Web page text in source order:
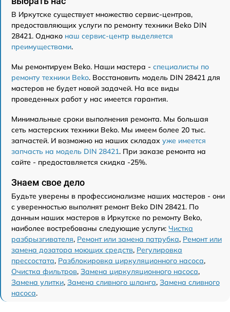
В Иркутске существует множество сервис-центров,
предоставляющих услуги по ремонту техники Beko DIN
28421. Однако наш сервис-центр выделяется
преимуществами.
Мы ремонтируем Beko. Наши мастера - специалисты по
ремонту техники Beko. Восстановить модель DIN 28421 для
мастеров не будет новой задачей. На все виды
проведенных работ у нас имеется гарантия.
Минимальные сроки выполнения ремонта. Мы большая
сеть мастерских техники Beko. Мы имеем более 20 тыс.
запчастей. И возможно на наших складах уже имеется
запчасть на модель DIN 28421. При заказе ремонта на
сайте - предоставляется скидка -25%.
Знаем свое дело
Будьте уверены в профессионализме наших мастеров - они
с уверенностью выполнят ремонт Beko DIN 28421. По
данным наших мастеров в Иркутске по ремонту Beko,
наиболее востребованы следующие услуги: Чистка
разбрызгивателя, Ремонт или замена патрубка, Ремонт или
замена дозатора моющих средств, Регулировка
прессостата, Разблокировка циркуляционного насоса,
Очистка фильтров, Замена циркуляционного насоса,
Замена улитки, Замена сливного шланга, Замена сливного
насоса.